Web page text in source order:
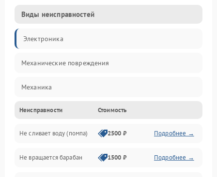
Виды неисправностей
Электроника
Механические повреждения
Механика
Электропитание
Водоснабжение
Слив
Неисправности Стоимость
Не сливает воду (помпа) 2500 ₽ Подробнее →
Не вращается барабан 1500 ₽ Подробнее →